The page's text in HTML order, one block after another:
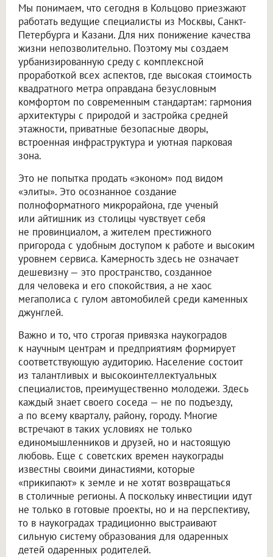
Мы понимаем, что сегодня в Кольцово приезжают
работать ведущие специалисты из Москвы, Санкт-
Петербурга и Казани. Для них понижение качества
жизни непозволительно. Поэтому мы создаем
урбанизированную среду с комплексной
проработкой всех аспектов, где высокая стоимость
квадратного метра оправдана безусловным
комфортом по современным стандартам: гармония
архитектуры с природой и застройка средней
этажности, приватные безопасные дворы,
встроенная инфраструктура и уютная парковая
зона.
Это не попытка продать «эконом» под видом
«элиты». Это осознанное создание
полноформатного микрорайона, где ученый
или айтишник из столицы чувствует себя
не провинциалом, а жителем престижного
пригорода с удобным доступом к работе и высоким
уровнем сервиса. Камерность здесь не означает
дешевизну — это пространство, созданное
для человека и его спокойствия, а не хаос
мегаполиса с гулом автомобилей среди каменных
джунглей.
Важно и то, что строгая привязка наукоградов
к научным центрам и предприятиям формирует
соответствующую аудиторию. Население состоит
из талантливых и высокоинтеллектуальных
специалистов, преимущественно молодежи. Здесь
каждый знает своего соседа — не по подъезду,
а по всему кварталу, району, городу. Многие
встречают в таких условиях не только
единомышленников и друзей, но и настоящую
любовь. Еще с советских времен наукограды
известны своими династиями, которые
«прикипают» к земле и не хотят возвращаться
в столичные регионы. А поскольку инвестиции идут
не только в готовые проекты, но и на перспективу,
то в наукоградах традиционно выстраивают
сильную систему образования для одаренных
детей одаренных родителей.